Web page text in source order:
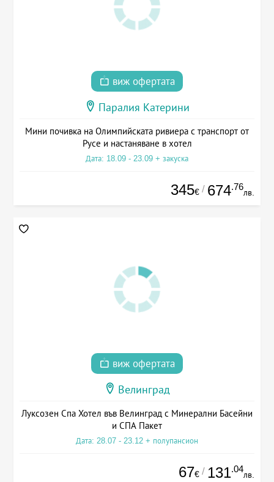
виж офертата
Паралия Катерини
Мини почивка на Олимпийската ривиера с транспорт от
Русе и настаняване в хотел
Дата: 18.09 - 23.09 + закуска
345€ / 674.76
лв.
виж офертата
Велинград
Луксозен Спа Хотел във Велинград с Минерални Басейни
и СПА Пакет
Дата: 28.07 - 23.12 + полупансион
67€ / 131.04
лв.